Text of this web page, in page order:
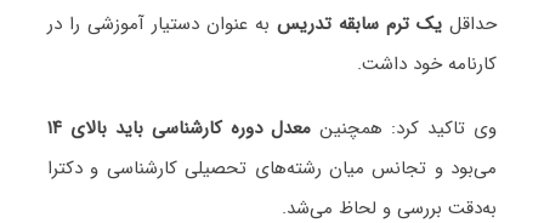
حداقل یک ترم سابقه تدریسبه عنوان دستیار آموزشی را در
کارنامه خود داشت.
وی تاکید کرد: همچنینمعدل دوره کارشناسی باید بالای ۱۴
می‌بود و تجانس میان رشته‌های تحصیلی کارشناسی و دکترا
به‌دقت بررسی و لحاظ می‌شد.